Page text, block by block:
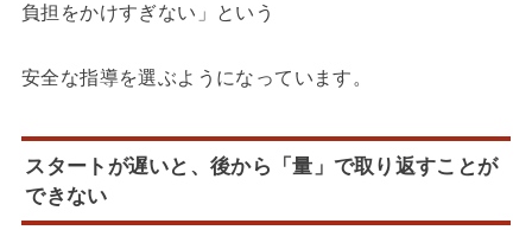
負担をかけすぎない」という
安全な指導を選ぶようになっています。
スタートが遅いと、後から「量」で取り返すことが
できない